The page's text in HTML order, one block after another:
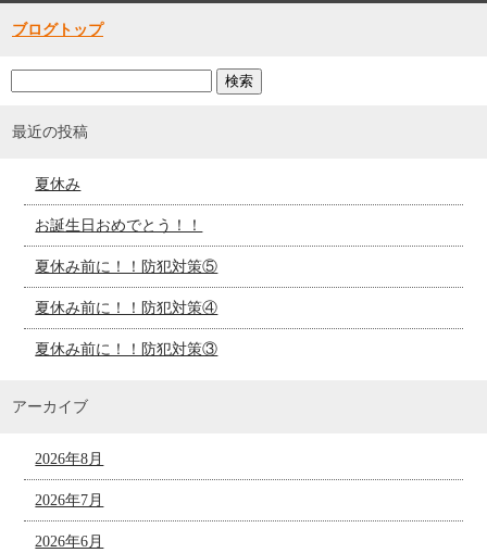
ブログトップ
最近の投稿
夏休み
お誕生日おめでとう！！
夏休み前に！！防犯対策⑤
夏休み前に！！防犯対策④
夏休み前に！！防犯対策③
アーカイブ
2026年8月
2026年7月
2026年6月